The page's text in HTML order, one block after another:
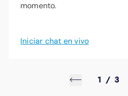
momento.
Iniciar chat en vivo
1 / 3